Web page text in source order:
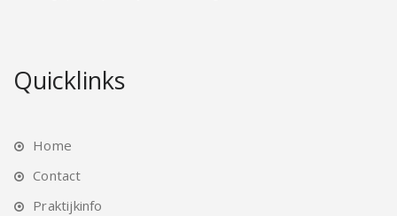
Quicklinks
Home
Contact
Praktijkinfo